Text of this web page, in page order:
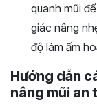
quanh mũi
giác nâng
độ làm ấm
Hướng dẫn
nâng mũi an